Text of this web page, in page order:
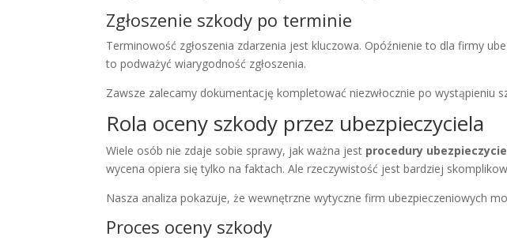
Zgłoszenie szkody po terminie
Terminowość zgłoszenia zdarzenia jest kluczowa. Opóźnienie to dla firmy
to podważyć wiarygodność zgłoszenia.
Zawsze zalecamy dokumentację kompletować niezwłocznie po wystąpieniu
Rola oceny szkody przez ubezpieczyciela
Wiele osób nie zdaje sobie sprawy, jak ważna jest procedury
wycena opiera się tylko na faktach. Ale rzeczywistość jest bardziej
Nasza analiza pokazuje, że wewnętrzne wytyczne firm ubezpieczeniowych
Proces oceny szkody